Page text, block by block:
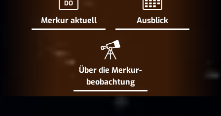
DO
Merkur aktuell Ausblick
Über die Merkur­
beobachtung